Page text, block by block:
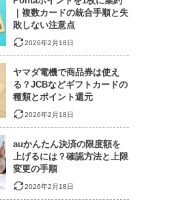
｜複数カードの統合手順と失
敗しない注意点
2026年2月18日
ヤマダ電機で商品券は使え
る？JCBなどギフトカードの
種類とポイント還元
2026年2月18日
auかんたん決済の限度額を
上げるには？確認方法と上限
変更の手順
2026年2月18日